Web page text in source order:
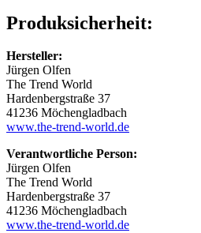
Produksicherheit:
Hersteller:
Jürgen Olfen
The Trend World
Hardenbergstraße 37
41236 Möchengladbach
www.the-trend-world.de
Verantwortliche Person:
Jürgen Olfen
The Trend World
Hardenbergstraße 37
41236 Möchengladbach
www.the-trend-world.de